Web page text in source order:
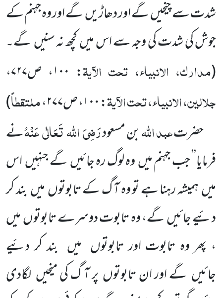
شدت سے چیخیںگے اور دھاڑیںگے اور وہ جہنم کے
جوش کی شدت کی وجہ سے اس میںکچھ نہ سنیںگے۔
(مدارک، الانبیاء، تحت الآیۃ: ۱۰۰، ص۷۲۷،
جلالین، الانبیاء، تحت الآیۃ: ۱۰۰، ص۲۷۷، ملتقطاً)
حضرتعبد اللہبن مسعودرَضِیَاللہتَعَالٰیعَنْہُنے
فرمایا’’ جب جہنم میںوہ لوگ رہ جائیںگے جنہیںاس
میںہمیشہرہنا ہے تو وہ آ گ کے تابوتوںمیںبند کر
دئیے جائیںگے، وہ تابوت دوسرے تابوتوںمیں
، پھر وہ تابوت اور تابوتوں میں بند کر دئیے
جائیں گے اور ان تابوتوںپر آ گ کی میخیں لگادی